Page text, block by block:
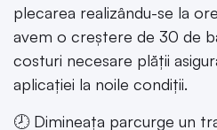
plecarea realizându-se la
avem o creștere de 30 de
costuri necesare plății
aplicației la noile condiții.
🕗 Dimineața parcurge un